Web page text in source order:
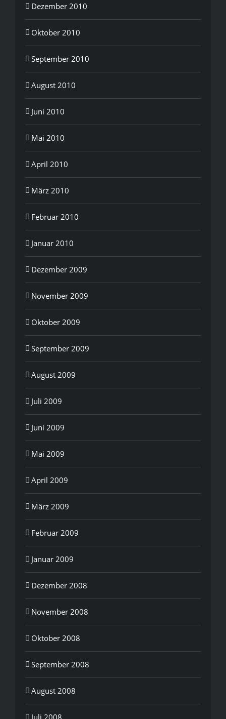
Dezember 2010
Oktober 2010
September 2010
August 2010
Juni 2010
Mai 2010
April 2010
März 2010
Februar 2010
Januar 2010
Dezember 2009
November 2009
Oktober 2009
September 2009
August 2009
Juli 2009
Juni 2009
Mai 2009
April 2009
März 2009
Februar 2009
Januar 2009
Dezember 2008
November 2008
Oktober 2008
September 2008
August 2008
Juli 2008